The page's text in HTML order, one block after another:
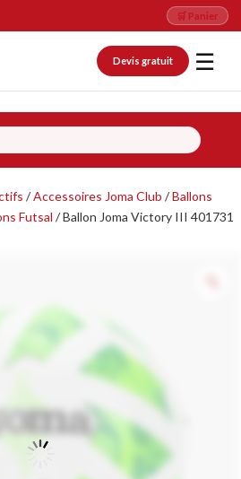
🛒 Panier
Devis gratuit ☰
/Accessoires Joma Club /Ballons
Futsal / Ballon Joma Victory III 401731